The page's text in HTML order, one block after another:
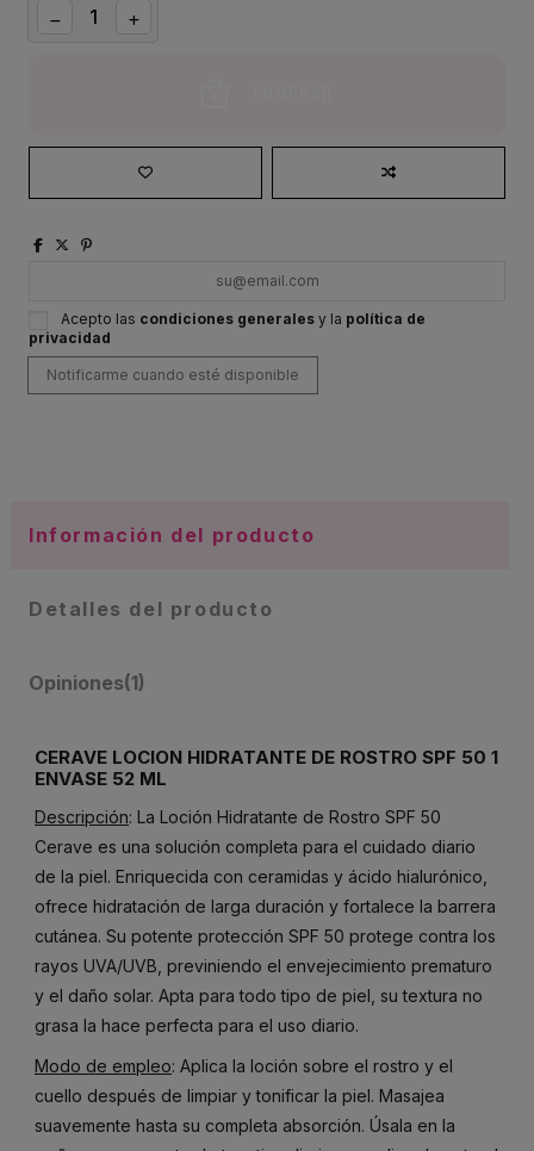
Acepto las condiciones generales y la política de
privacidad
Información del producto
Detalles del producto
Opiniones(1)
CERAVE LOCION HIDRATANTE DE ROSTRO SPF 50 1
ENVASE 52 ML
Descripción: La Loción Hidratante de Rostro SPF 50
Cerave es una solución completa para el cuidado diario
de la piel. Enriquecida con ceramidas y ácido hialurónico,
ofrece hidratación de larga duración y fortalece la barrera
cutánea. Su potente protección SPF 50 protege contra los
rayos UVA/UVB, previniendo el envejecimiento prematuro
y el daño solar. Apta para todo tipo de piel, su textura no
grasa la hace perfecta para el uso diario.
Modo de empleo: Aplica la loción sobre el rostro y el
cuello después de limpiar y tonificar la piel. Masajea
suavemente hasta su completa absorción. Úsala en la